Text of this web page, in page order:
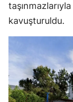
taşınmazlarıyla
kavuşturuldu.